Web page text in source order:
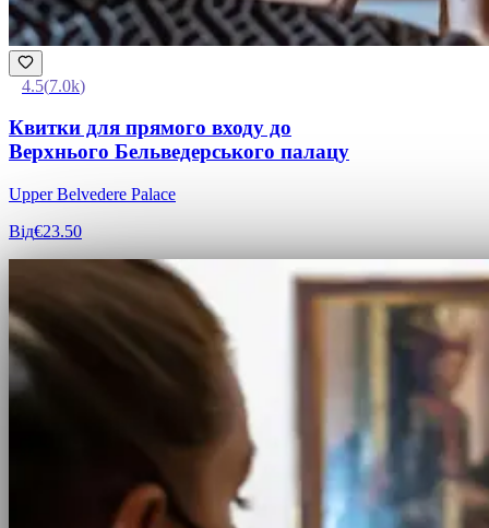
4.5(7.0k)
Квитки для прямого входу до
Верхнього Бельведерського палацу
Upper Belvedere Palace
Від€23.50